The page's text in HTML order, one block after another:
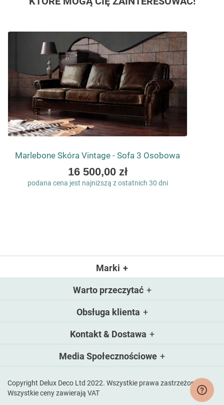
Marlebone Skóra Vintage - Sofa 3 Osobowa
As
low
16 500,00 zł
podana cena jest najniższą z ostatnich 30 dni
Marki
Warto przeczytać
Obsługa klienta
Kontakt & Dostawa
Media Społecznościowe
Copyright Delux Deco Ltd 2022. Wszystkie prawa zastrzeżone.
Wszystkie ceny zawierają VAT